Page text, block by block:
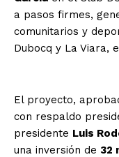
a pasos firmes,
comunitarios y
Dubocq y La Viara,
El proyecto,
con respaldo
presidente Luis
una inversión de 32